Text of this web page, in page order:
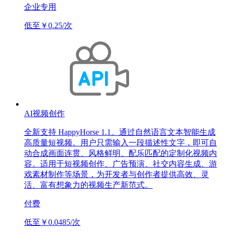
企业专用
低至￥0.25/次
AI视频创作
全新支持 HappyHorse 1.1。通过自然语言文本智能生成
高质量短视频。用户只需输入一段描述性文字，即可自
动合成画面连贯、风格鲜明、配乐匹配的定制化视频内
容。适用于短视频创作、广告预演、社交内容生成、游
戏素材制作等场景，为开发者与创作者提供高效、灵
活、富有想象力的视频生产新范式。
付费
低至￥0.0485/次